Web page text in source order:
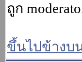
ถูก
ขึ้นไปข้างบ